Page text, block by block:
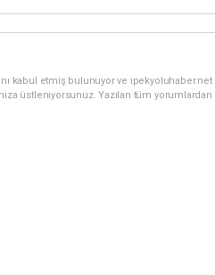
kabul etmiş bulunuyor ve
üstleniyorsunuz. Yazılan tüm